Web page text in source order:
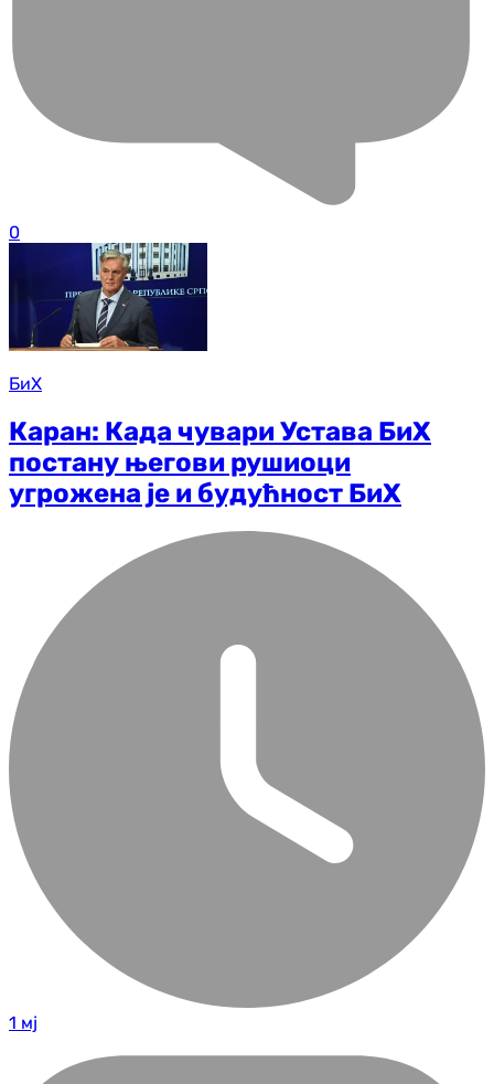
0
БиХ
Каран: Када чувари Устава БиХ
постану његови рушиоци
угрожена је и будућност БиХ
1 мј